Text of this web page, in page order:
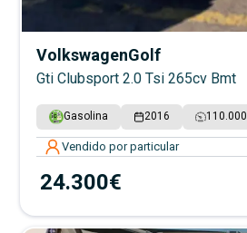
VolkswagenGolf
Gti Clubsport 2.0 Tsi 265cv Bmt
Gasolina 2016 110.000
Vendido por particular
24.300€